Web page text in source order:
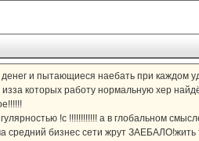
и пытающиеся наебать при каждом
которых работу нормальную хер
!с !!!!!!!!!!!! а в глобальном
средний бизнес сети жрут ЗАЕБАЛО!жить